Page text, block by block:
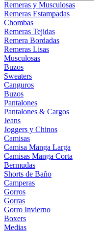
Remeras y Musculosas
Remeras Estampadas
Chombas
Remeras Tejidas
Remera Bordadas
Remeras Lisas
Musculosas
Buzos
Sweaters
Canguros
Buzos
Pantalones
Pantalones & Cargos
Jeans
Joggers y Chinos
Camisas
Camisa Manga Larga
Camisas Manga Corta
Bermudas
Shorts de Baño
Camperas
Gorros
Gorras
Gorro Invierno
Boxers
Medias